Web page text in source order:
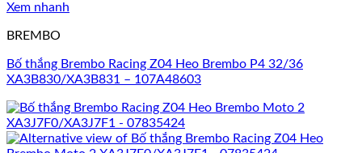
Xem nhanh
BREMBO
Bố thắng Brembo Racing Z04 Heo Brembo P4 32/36
XA3B830/XA3B831 – 107A48603